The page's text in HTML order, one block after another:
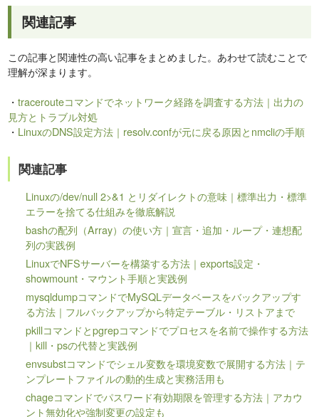
関連記事
この記事と関連性の高い記事をまとめました。あわせて読むことで
理解が深まります。
・tracerouteコマンドでネットワーク経路を調査する方法｜出力の
見方とトラブル対処
・ LinuxのDNS設定方法｜resolv.confが元に戻る原因とnmcliの手順
関連記事
Linuxの/dev/null 2>&1 とリダイレクトの意味｜標準出力・標準
エラーを捨てる仕組みを徹底解説
bashの配列（Array）の使い方｜宣言・追加・ループ・連想配
列の実践例
LinuxでNFSサーバーを構築する方法｜exports設定・
showmount・マウント手順と実践例
mysqldumpコマンドでMySQLデータベースをバックアップす
る方法｜フルバックアップから特定テーブル・リストアまで
pkillコマンドとpgrepコマンドでプロセスを名前で操作する方法
｜kill・psの代替と実践例
envsubstコマンドでシェル変数を環境変数で展開する方法｜テ
ンプレートファイルの動的生成と実務活用も
chageコマンドでパスワード有効期限を管理する方法｜アカウ
ント無効化や強制変更の設定も